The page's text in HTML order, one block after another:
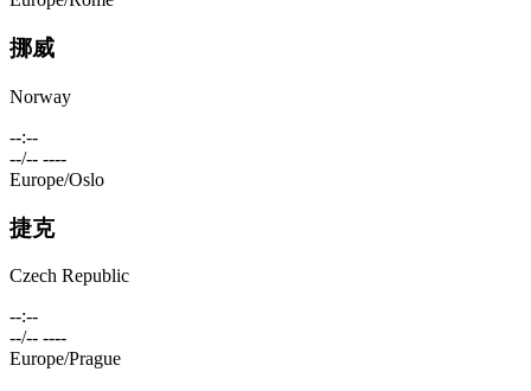
挪威
Norway
--:--
--/-- ----
Europe/Oslo
捷克
Czech Republic
--:--
--/-- ----
Europe/Prague